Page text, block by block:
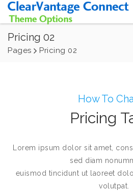
Pricing 02
Pages Pricing 02
How To
Pricing
Lorem ipsum dolor sit amet,
sed diam
euismod tincidunt ut laoreet
volutpat.